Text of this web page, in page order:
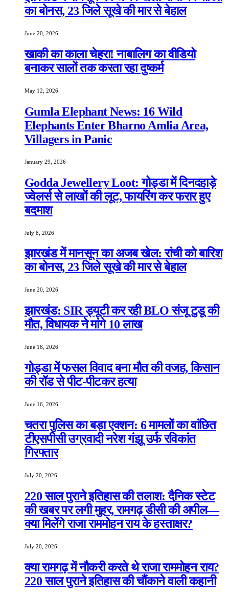
का बोनस, 23 जिले सूखे की मार से बेहाल
June 20, 2026
खाकी का काला चेहरा! नाबालिग का वीडियो
बनाकर सालों तक करता रहा दुष्कर्म
May 12, 2026
Gumla Elephant News: 16 Wild
Elephants Enter Bharno Amlia Area,
Villagers in Panic
January 29, 2026
Godda Jewellery Loot: गोड्डा में दिनदहाड़े
ज्वेलर्स से लाखों की लूट, फायरिंग कर फरार हुए
बदमाश
July 8, 2026
झारखंड में मानसून का अजब खेल: रांची को बारिश
का बोनस, 23 जिले सूखे की मार से बेहाल
June 20, 2026
झारखंड: SIR ड्यूटी कर रही BLO संजू टुडू की
मौत, विधायक ने मांगे 10 लाख
June 18, 2026
गोड्डा में फसल विवाद बना मौत की वजह, किसान
की रॉड से पीट-पीटकर हत्या
June 16, 2026
चतरा पुलिस का बड़ा एक्शन: 6 मामलों का वांछित
टीएसपीसी उग्रवादी नरेश गंझू उर्फ रविकांत
गिरफ्तार
July 20, 2026
220 साल पुराने इतिहास की तलाश: दैनिक स्टेट
की खबर पर लगी मुहर, रामगढ़ डीसी की अपील—
क्या मिलेंगे राजा राममोहन राय के हस्ताक्षर?
July 20, 2026
क्या रामगढ़ में नौकरी करते थे राजा राममोहन राय?
220 साल पुराने इतिहास की चौंकाने वाली कहानी